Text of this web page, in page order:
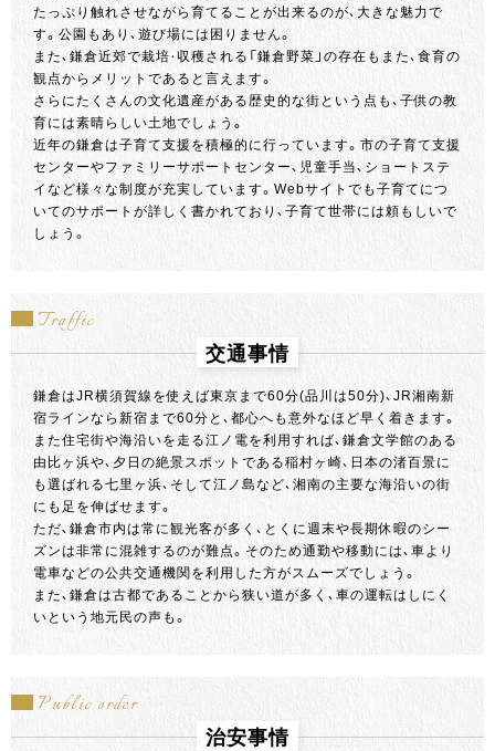
たっぷり触れさせながら育てることが出来るのが、大きな魅力で
す。公園もあり、遊び場には困りません。
また、鎌倉近郊で栽培・収穫される「鎌倉野菜」の存在もまた、食育の
観点からメリットであると言えます。
さらにたくさんの文化遺産がある歴史的な街という点も、子供の教
育には素晴らしい土地でしょう。
近年の鎌倉は子育て支援を積極的に行っています。市の子育て支援
センターやファミリーサポートセンター、児童手当、ショートステ
イなど様々な制度が充実しています。Webサイトでも子育てにつ
いてのサポートが詳しく書かれており、子育て世帯には頼もしいで
しょう。
Traffic
交通事情
鎌倉はJR横須賀線を使えば東京まで60分(品川は50分)、JR湘南新
宿ラインなら新宿まで60分と、都心へも意外なほど早く着きます。
また住宅街や海沿いを走る江ノ電を利用すれば、鎌倉文学館のある
由比ヶ浜や、夕日の絶景スポットである稲村ヶ崎、日本の渚百景に
も選ばれる七里ヶ浜、そして江ノ島など、湘南の主要な海沿いの街
にも足を伸ばせます。
ただ、鎌倉市内は常に観光客が多く、とくに週末や長期休暇のシー
ズンは非常に混雑するのが難点。そのため通勤や移動には、車より
電車などの公共交通機関を利用した方がスムーズでしょう。
また、鎌倉は古都であることから狭い道が多く、車の運転はしにく
いという地元民の声も。
Public order
治安事情